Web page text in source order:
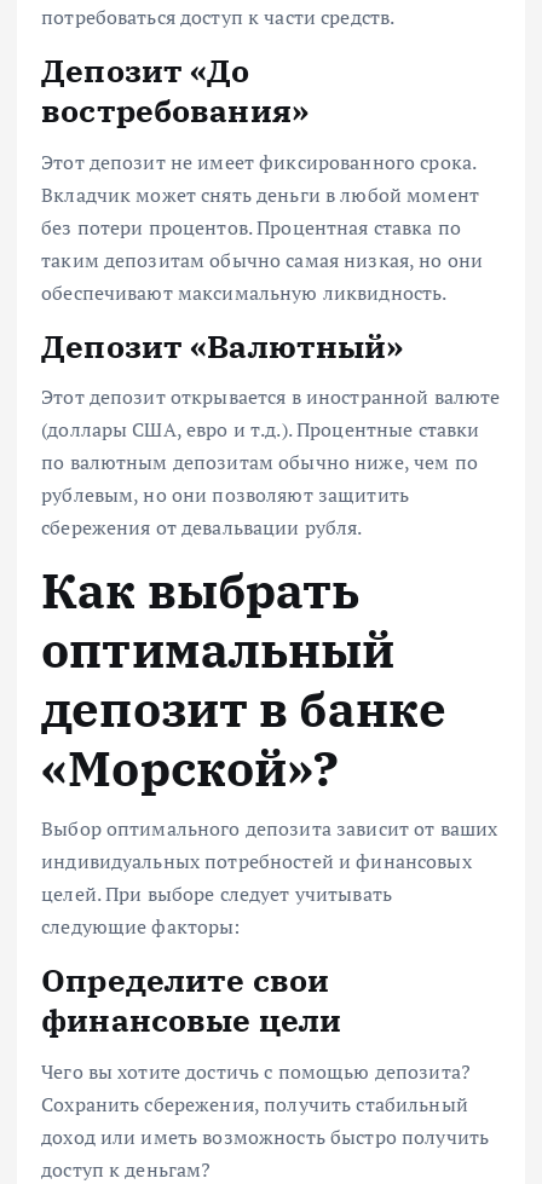
потребоваться доступ к части средств.
Депозит «До
востребования»
Этот депозит не имеет фиксированного срока.
Вкладчик может снять деньги в любой момент
без потери процентов. Процентная ставка по
таким депозитам обычно самая низкая, но они
обеспечивают максимальную ликвидность.
Депозит «Валютный»
Этот депозит открывается в иностранной валюте
(доллары США, евро и т.д.). Процентные ставки
по валютным депозитам обычно ниже, чем по
рублевым, но они позволяют защитить
сбережения от девальвации рубля.
Как выбрать
оптимальный
депозит в банке
«Морской»?
Выбор оптимального депозита зависит от ваших
индивидуальных потребностей и финансовых
целей. При выборе следует учитывать
следующие факторы:
Определите свои
финансовые цели
Чего вы хотите достичь с помощью депозита?
Сохранить сбережения, получить стабильный
доход или иметь возможность быстро получить
доступ к деньгам?